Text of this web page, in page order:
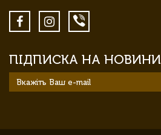
ПІДПИСКА НА НОВИНИ